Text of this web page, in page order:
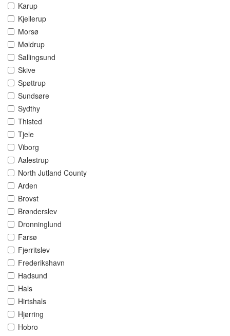
Karup
Kjellerup
Morsø
Møldrup
Sallingsund
Skive
Spøttrup
Sundsøre
Sydthy
Thisted
Tjele
Viborg
Aalestrup
North Jutland County
Arden
Brovst
Brønderslev
Dronninglund
Farsø
Fjerritslev
Frederikshavn
Hadsund
Hals
Hirtshals
Hjørring
Hobro